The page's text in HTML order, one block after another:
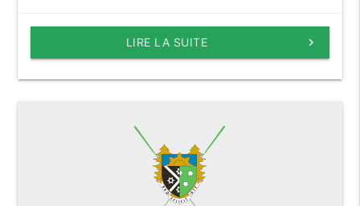
keyboard_arrow_right
LIRE LA SUITE